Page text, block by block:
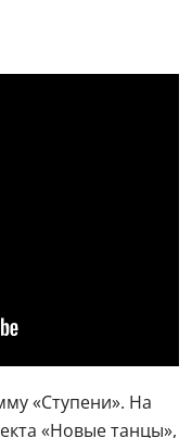
«Ступени». На
«Новые танцы»,